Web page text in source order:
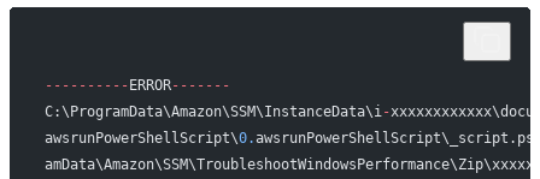
----------ERROR-------
C:\ProgramData\Amazon\SSM\InstanceData\i -
awsrunPowerShellScript\0.
amData\Amazon\SSM\TroubleshootWindowsPerformance\Zip\xxxxx